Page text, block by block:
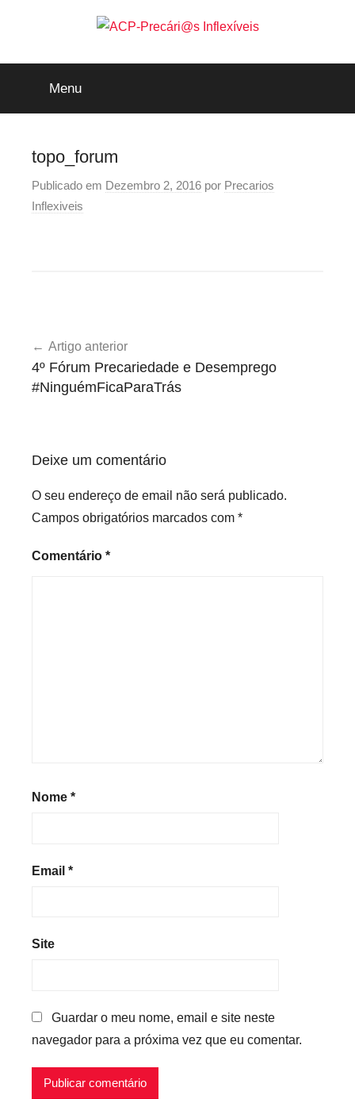
ACP-
Precári@s
Inflexíveis
Menu
topo_forum
Publicado em Dezembro 2, 2016 por Precarios
Inflexiveis
de
artigos
Artigo anterior
4º Fórum Precariedade e Desemprego
#NinguémFicaParaTrás
Deixe um comentário
O seu endereço de email não será publicado.
Campos obrigatórios marcados com *
Comentário *
Nome *
Email *
Site
Guardar o meu nome, email e site neste
navegador para a próxima vez que eu comentar.